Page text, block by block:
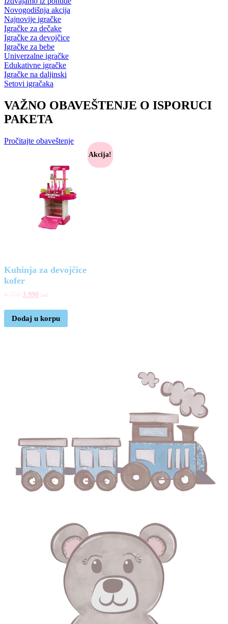
Novogodišnja akcija
Najnovije igračke
Igračke za dečake
Igračke za devojčice
Igračke za bebe
Univerzalne igračke
Edukativne igračke
Igračke na daljinski
Setovi igračaka
VAŽNO OBAVEŠTENJE O ISPORUCI
PAKETA
Pročitajte obaveštenje
Akcija!
Kuhinja za devojčice
kofer
3.990 rsd
Dodaj u korpu